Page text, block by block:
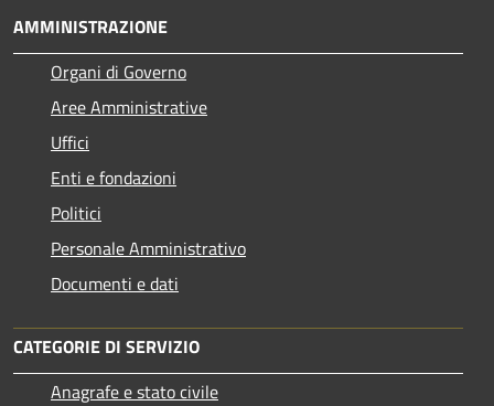
AMMINISTRAZIONE
Organi di Governo
Aree Amministrative
Uffici
Enti e fondazioni
Politici
Personale Amministrativo
Documenti e dati
CATEGORIE DI SERVIZIO
Anagrafe e stato civile